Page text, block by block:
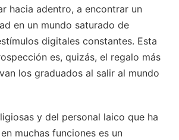
hacia adentro, a encontrar un
en un mundo saturado de
digitales constantes. Esta
es, quizás, el regalo más
los graduados al salir al mundo
y del personal laico que ha
muchas funciones es un